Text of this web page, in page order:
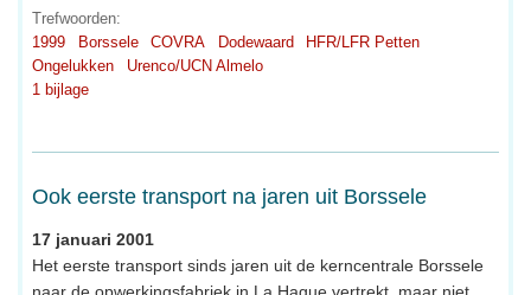
Trefwoorden:
1999
Borssele COVRA Dodewaard
HFR/LFR Petten
Ongelukken
Urenco/UCN Almelo
1 bijlage
Ook eerste transport na jaren uit Borssele
17 januari 2001
Het eerste transport sinds jaren uit de kerncentrale Borssele
naar de opwerkingsfabriek in La Hague vertrekt, maar niet